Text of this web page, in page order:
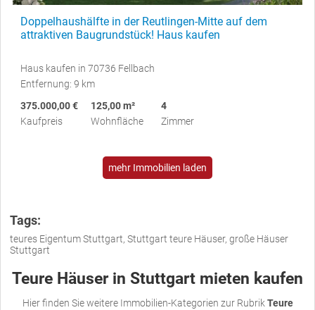
Doppelhaushälfte in der Reutlingen-Mitte auf dem
attraktiven Baugrundstück! Haus kaufen
Haus kaufen in 70736 Fellbach
Entfernung: 9 km
375.000,00 €
Kaufpreis
125,00 m²
Wohnfläche
4
Zimmer
mehr Immobilien laden
Tags:
teures Eigentum Stuttgart, Stuttgart teure Häuser, große Häuser
Stuttgart
Teure Häuser in Stuttgart mieten kaufen
Hier finden Sie weitere Immobilien-Kategorien zur RubrikTeure